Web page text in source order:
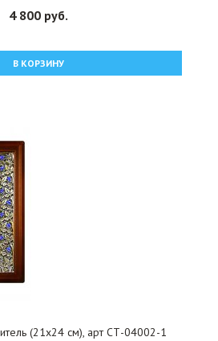
4 800 руб.
В КОРЗИНУ
(21х24 см), арт СТ-04002-1